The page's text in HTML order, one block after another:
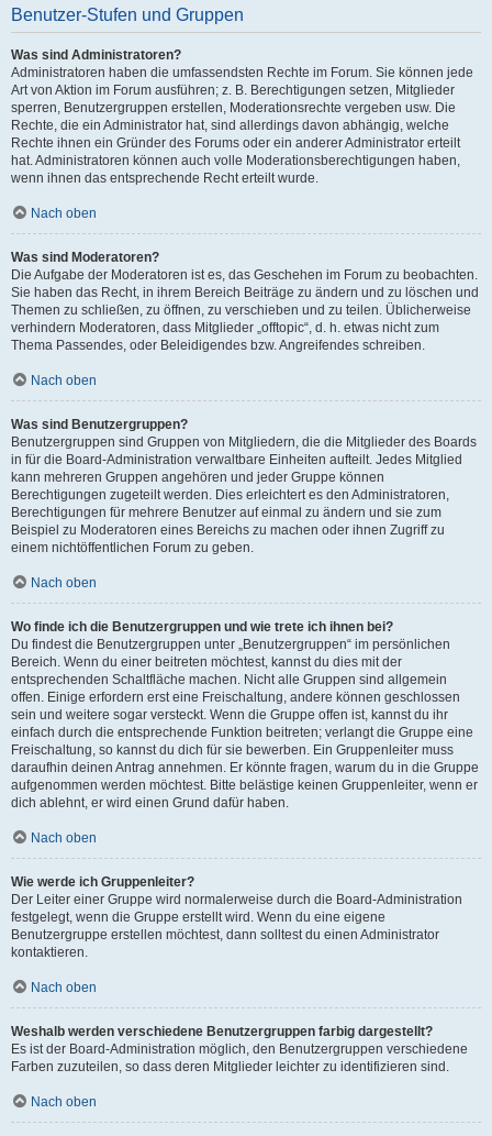
Benutzer-Stufen und Gruppen
Was sind Administratoren?
Administratoren haben die umfassendsten Rechte im Forum. Sie können jede
Art von Aktion im Forum ausführen; z. B. Berechtigungen setzen, Mitglieder
sperren, Benutzergruppen erstellen, Moderationsrechte vergeben usw. Die
Rechte, die ein Administrator hat, sind allerdings davon abhängig, welche
Rechte ihnen ein Gründer des Forums oder ein anderer Administrator erteilt
hat. Administratoren können auch volle Moderationsberechtigungen haben,
wenn ihnen das entsprechende Recht erteilt wurde.
Nach oben
Was sind Moderatoren?
Die Aufgabe der Moderatoren ist es, das Geschehen im Forum zu beobachten.
Sie haben das Recht, in ihrem Bereich Beiträge zu ändern und zu löschen und
Themen zu schließen, zu öffnen, zu verschieben und zu teilen. Üblicherweise
verhindern Moderatoren, dass Mitglieder „offtopic“, d. h. etwas nicht zum
Thema Passendes, oder Beleidigendes bzw. Angreifendes schreiben.
Nach oben
Was sind Benutzergruppen?
Benutzergruppen sind Gruppen von Mitgliedern, die die Mitglieder des Boards
in für die Board-Administration verwaltbare Einheiten aufteilt. Jedes Mitglied
kann mehreren Gruppen angehören und jeder Gruppe können
Berechtigungen zugeteilt werden. Dies erleichtert es den Administratoren,
Berechtigungen für mehrere Benutzer auf einmal zu ändern und sie zum
Beispiel zu Moderatoren eines Bereichs zu machen oder ihnen Zugriff zu
einem nichtöffentlichen Forum zu geben.
Nach oben
Wo finde ich die Benutzergruppen und wie trete ich ihnen bei?
Du findest die Benutzergruppen unter „Benutzergruppen“ im persönlichen
Bereich. Wenn du einer beitreten möchtest, kannst du dies mit der
entsprechenden Schaltfläche machen. Nicht alle Gruppen sind allgemein
offen. Einige erfordern erst eine Freischaltung, andere können geschlossen
sein und weitere sogar versteckt. Wenn die Gruppe offen ist, kannst du ihr
einfach durch die entsprechende Funktion beitreten; verlangt die Gruppe eine
Freischaltung, so kannst du dich für sie bewerben. Ein Gruppenleiter muss
daraufhin deinen Antrag annehmen. Er könnte fragen, warum du in die Gruppe
aufgenommen werden möchtest. Bitte belästige keinen Gruppenleiter, wenn er
dich ablehnt, er wird einen Grund dafür haben.
Nach oben
Wie werde ich Gruppenleiter?
Der Leiter einer Gruppe wird normalerweise durch die Board-Administration
festgelegt, wenn die Gruppe erstellt wird. Wenn du eine eigene
Benutzergruppe erstellen möchtest, dann solltest du einen Administrator
kontaktieren.
Nach oben
Weshalb werden verschiedene Benutzergruppen farbig dargestellt?
Es ist der Board-Administration möglich, den Benutzergruppen verschiedene
Farben zuzuteilen, so dass deren Mitglieder leichter zu identifizieren sind.
Nach oben